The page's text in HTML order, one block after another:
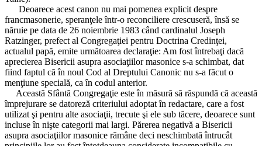
Deoarece acest canon nu mai pomenea explicit despre
francmasonerie, speranţele într-o reconciliere crescuseră, însă se
năruie pe data de 26 noiembrie 1983 când cardinalul Joseph
Ratzinger, prefect al Congregaţiei pentru Doctrina Credinţei,
actualul papă, emite următoarea declaraţie: Am fost întrebaţi dacă
aprecierea Bisericii asupra asociaţiilor masonice s-a schimbat, dat
fiind faptul că în noul Cod al Dreptului Canonic nu s-a făcut o
menţiune specială, ca în codul anterior.
Această Sfântă Congregaţie este în măsură să răspundă că această
împrejurare se datoreză criteriului adoptat în redactare, care a fost
utilizat şi pentru alte asociaţii, trecute şi ele sub tăcere, deoarece sunt
incluse în nişte categorii mai largi. Părerea negativă a Bisericii
asupra asociaţiilor masonice rămâne deci neschimbată întrucât